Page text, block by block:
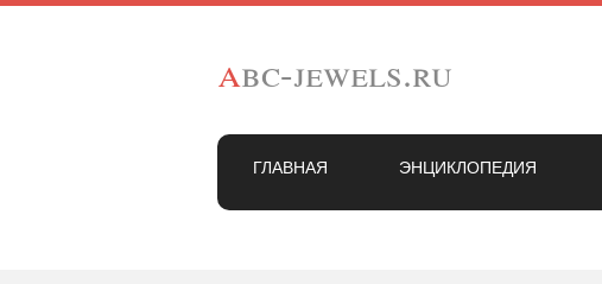
abc-jewels.ru
ГЛАВНАЯ ЭНЦИКЛОПЕДИЯ